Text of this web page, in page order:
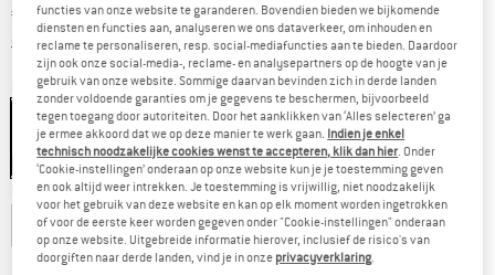
€ 11,18 incl. BTW
excl. VerzendkostenInformatie over de verzendkosten. Opent in een
Kleur:Buchemeliert
-60%
Kies een maat:
43-45 cm 45-47 cm 47-49 cm 49-51 cm
Maattabel
functies van onze website te garanderen. Bovendien bieden we bijkomende
diensten en functies aan, analyseren we ons dataverkeer, om inhouden en
reclame te personaliseren, resp. social-mediafuncties aan te bieden. Daardoor
zijn ook onze social-media-, reclame- en analysepartners op de hoogte van je
gebruik van onze website. Sommige daarvan bevinden zich in derde landen
zonder voldoende garanties om je gegevens te beschermen, bijvoorbeeld
tegen toegang door autoriteiten. Door het aanklikken van ‘Alles selecteren’ ga
je ermee akkoord dat we op deze manier te werk gaan. Indien je enkel
technisch noodzakelijke cookies wenst te accepteren, klik dan hier. Onder
‘Cookie-instellingen’ onderaan op onze website kun je je toestemming geven
en ook altijd weer intrekken. Je toestemming is vrijwillig, niet noodzakelijk
voor het gebruik van deze website en kan op elk moment worden ingetrokken
of voor de eerste keer worden gegeven onder "Cookie-instellingen" onderaan
op onze website. Uitgebreide informatie hierover, inclusief de risico's van
doorgiften naar derde landen, vind je in onze privacyverklaring.